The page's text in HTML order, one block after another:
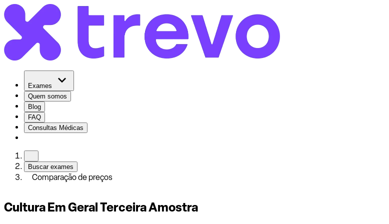
Exames
Quem somos
Blog
FAQ
Consultas Médicas
Buscar exames
Comparação de preços
Cultura Em Geral Terceira Amostra